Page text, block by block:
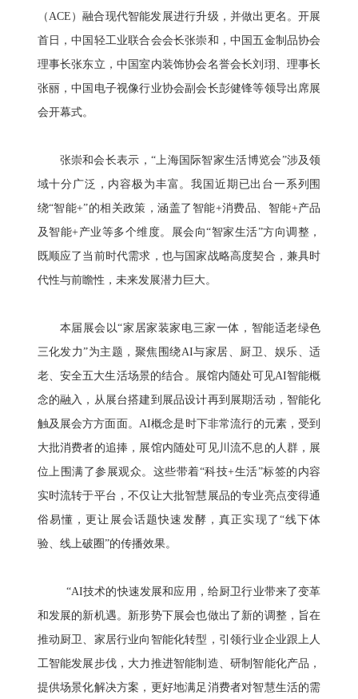
（ACE）融合现代智能发展进行升级，并做出更名。开展
首日，中国轻工业联合会会长张崇和，中国五金制品协会
理事长张东立，中国室内装饰协会名誉会长刘珝、理事长
张丽，中国电子视像行业协会副会长彭健锋等领导出席展
会开幕式。
张崇和会长表示，“上海国际智家生活博览会”涉及领
域十分广泛，内容极为丰富。我国近期已出台一系列围
绕“智能+”的相关政策，涵盖了智能+消费品、智能+产品
及智能+产业等多个维度。展会向“智家生活”方向调整，
既顺应了当前时代需求，也与国家战略高度契合，兼具时
代性与前瞻性，未来发展潜力巨大。
本届展会以“家居家装家电三家一体，智能适老绿色
三化发力”为主题，聚焦围绕AI与家居、厨卫、娱乐、适
老、安全五大生活场景的结合。展馆内随处可见AI智能概
念的融入，从展台搭建到展品设计再到展期活动，智能化
触及展会方方面面。AI概念是时下非常流行的元素，受到
大批消费者的追捧，展馆内随处可见川流不息的人群，展
位上围满了参展观众。这些带着“科技+生活”标签的内容
实时流转于平台，不仅让大批智慧展品的专业亮点变得通
俗易懂，更让展会话题快速发酵，真正实现了“线下体
验、线上破圈”的传播效果。
“AI技术的快速发展和应用，给厨卫行业带来了变革
和发展的新机遇。新形势下展会也做出了新的调整，旨在
推动厨卫、家居行业向智能化转型，引领行业企业跟上人
工智能发展步伐，大力推进智能制造、研制智能化产品，
提供场景化解决方案，更好地满足消费者对智慧生活的需